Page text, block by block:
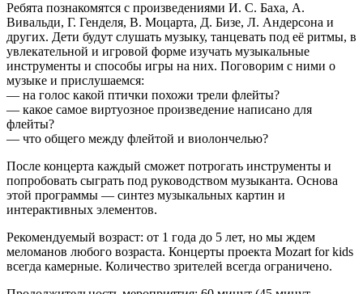
Ребята познакомятся с произведениями И. С. Баха, А.
Вивальди, Г. Генделя, В. Моцарта, Д. Бизе, Л. Андерсона и
других. Дети будут слушать музыку, танцевать под её ритмы, в
увлекательной и игровой форме изучать музыкальные
инструменты и способы игры на них. Поговорим с ними о
музыке и прислушаемся:
— на голос какой птички похожи трели флейты?
— какое самое виртуозное произведение написано для
флейты?
— что общего между флейтой и виолончелью?
После концерта каждый сможет потрогать инструменты и
попробовать сыграть под руководством музыканта. Основа
этой программы — синтез музыкальных картин и
интерактивных элементов.
Рекомендуемый возраст: от 1 года до 5 лет, но мы ждем
меломанов любого возраста. Концерты проекта Mozart for kids
всегда камерные. Количество зрителей всегда ограничено.